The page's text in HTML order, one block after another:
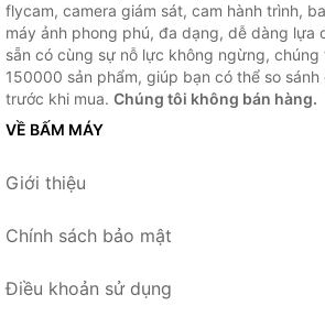
flycam, camera giám sát, cam hành trình,
máy ảnh phong phú, đa dạng, dễ dàng lựa
sẵn có cùng sự nỗ lực không ngừng, chúng
150000 sản phẩm, giúp bạn có thể so
trước khi mua. Chúng tôi không bán hàng.
VỀ BẤM MÁY
Giới thiệu
Chính sách bảo mật
Điều khoản sử dụng